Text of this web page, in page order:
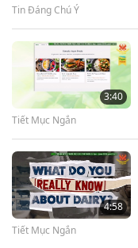
Tin Đáng Chú Ý
3:40
Tiết Mục Ngắn
4:58
Tiết Mục Ngắn